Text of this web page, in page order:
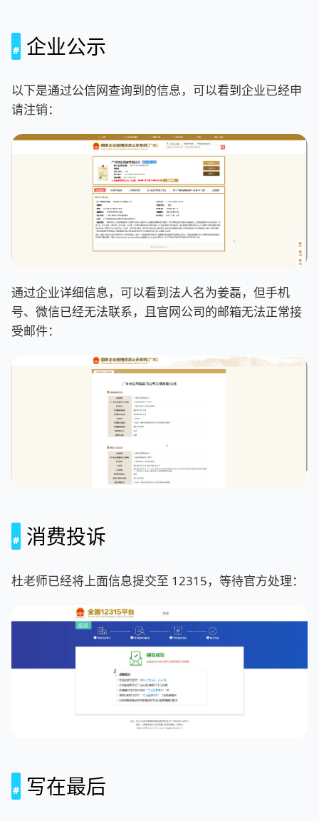
企业公示
以下是通过公信网查询到的信息，可以看到企业已经申
请注销：
通过企业详细信息，可以看到法人名为姜磊，但手机
号、微信已经无法联系，且官网公司的邮箱无法正常接
受邮件：
消费投诉
杜老师已经将上面信息提交至 12315，等待官方处理：
写在最后